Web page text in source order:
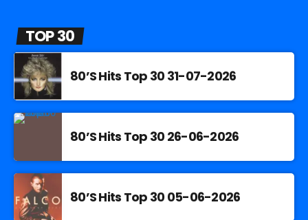
TOP 30
80’S Hits Top 30 31-07-2026
80’S Hits Top 30 26-06-2026
80’S Hits Top 30 05-06-2026